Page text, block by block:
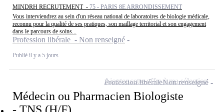
MINDRH RECRUTEMENT - 75 - PARIS 8E ARRONDISSEMENT
Vous interviendrez au sein d'un réseau national de laboratoires de biologie médicale,
reconnu pour la qualité de ses pratiques, son maillage territorial et son engagement
dans le parcours de soins...
Profession libérale - Non renseigné
Publié il y a 5 jours
Médecin ou Pharmacien Biologiste
- TNS (H/F)
Profession libéraleNon renseigné
Ajouter cette offre à ma sélection